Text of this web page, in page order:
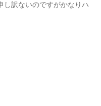
し訳ないのですがかなりハ